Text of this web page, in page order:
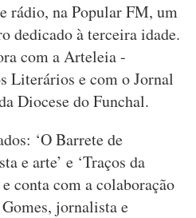
rádio, na Popular FM, um
dedicado à terceira idade.
com a Arteleia -
Literários e com o Jornal
Diocese do Funchal.
‘O Barrete de
e arte’ e ‘Traços da
conta com a colaboração
jornalista e